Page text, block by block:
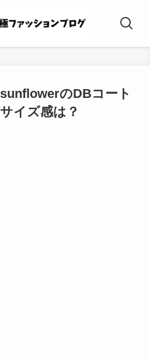
sunflowerのDBコート
イズ感は？